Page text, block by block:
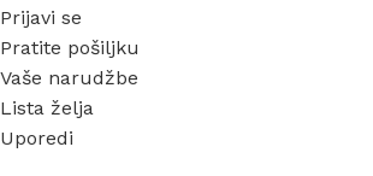
Prijavi se
Pratite pošiljku
Vaše narudžbe
Lista želja
Uporedi